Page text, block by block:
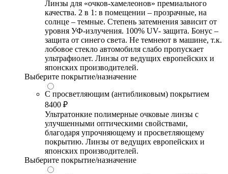
Линзы для «очков-хамелеонов» премиального
качества. 2 в 1: в помещении – прозрачные, на
солнце – темные. Степень затемнения зависит от
уровня УФ-излучения. 100% UV- защита. Бонус –
защита от синего света. Не темнеют в машине, т.к.
лобовое стекло автомобиля слабо пропускает
ультрафиолет. Линзы от ведущих европейских и
японских производителей.
Выберите покрытие/назначение
С просветляющим (антибликовым) покрытием
8400 ₽
Ультратонкие полимерные очковые линзы с
улучшенными оптическими свойствами,
благодаря упрочняющему и просветляющему
покрытию. Линзы от ведущих европейских и
японских производителей.
Выберите покрытие/назначение